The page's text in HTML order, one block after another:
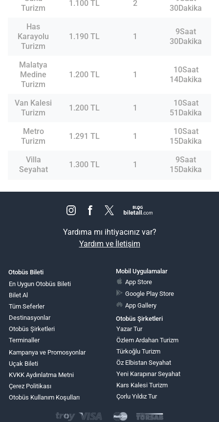
Turizm
1.100 TL 2
30Dakika
Has
Karayolu
Turizm
1.190 TL 1
9Saat
30Dakika
Malatya
Medine
Turizm
1.200 TL 1
10Saat
14Dakika
Van Kalesi
Turizm
1.200 TL 1
10Saat
51Dakika
Metro
Turizm
1.291 TL 1
10Saat
15Dakika
Villa
Seyahat
1.300 TL 1
9Saat
15Dakika
Yardıma mı ihtiyacınız var?
Yardım ve İletişim
Otobüs Bileti
En Uygun Otobüs Bileti
Bilet Al
Tüm Seferler
Destinasyonlar
Otobüs Şirketleri
Terminaller
Kampanya ve Promosyonlar
Uçak Bileti
KVKK Aydınlatma Metni
Çerez Politikası
Otobüs Kullanım Koşulları
Mobil Uygulamalar
App Store
Google Play Store
App Gallery
Otobüs Şirketleri
Yazar Tur
Özlem Ardahan Turizm
Türkoğlu Turizm
Öz Elbistan Seyahat
Yeni Karapınar Seyahat
Kars Kalesi Turizm
Çorlu Yıldız Tur